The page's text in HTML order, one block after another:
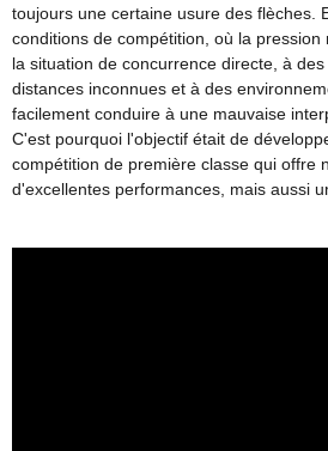
toujours une certaine usure des flèches.
conditions de compétition, où la pression
la situation de concurrence directe, à
distances inconnues et à des
facilement conduire à une mauvaise
C'est pourquoi l'objectif était de
compétition de première classe qui offre
d'excellentes performances, mais aussi